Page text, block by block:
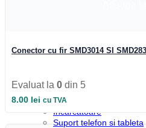
Profile plinta
Profile rotunde
Profile sticla
Automatizari si Smart
Smart Wheel
Incarcatoare
Suport telefon si tableta
Conector cu fir SMD3014 SI
Evaluat la 0 din 5
8.00 lei cu TVA